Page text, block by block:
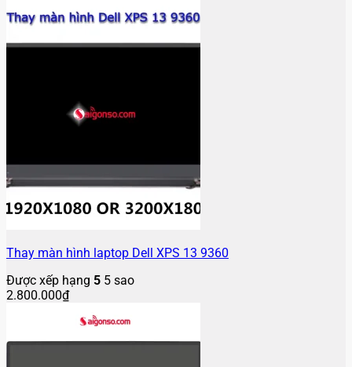
Thay màn hình laptop Dell XPS 13 9360
Được xếp hạng 5 5 sao
2.800.000₫